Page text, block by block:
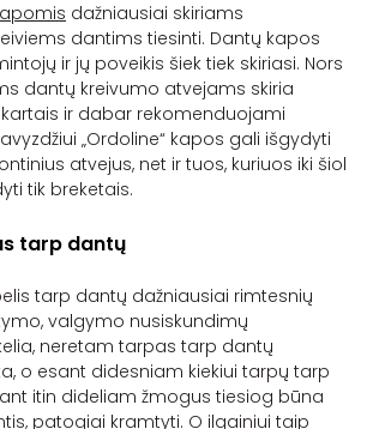
dažniausiai skiriams
dantims tiesinti. Dantų kapos
ir jų poveikis šiek tiek skiriasi. Nors
dantų kreivumo atvejams skiria
ir dabar rekomenduojami
„Ordoline“ kapos gali išgydyti
atvejus, net ir tuos, kuriuos iki šiol
tik breketais.
tarp dantų
tarp dantų dažniausiai rimtesnių
valgymo nusiskundimų
neretam tarpas tarp dantų
o esant didesniam kiekiui tarpų tarp
itin dideliam žmogus tiesiog būna
patogiai kramtyti. O ilgainiui taip